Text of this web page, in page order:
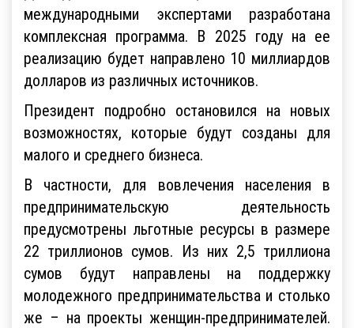
международными экспертами разработана
комплексная программа. В 2025 году на ее
реализацию будет направлено 10 миллиардов
долларов из различных источников.
Президент подробно остановился на новых
возможностях, которые будут созданы для
малого и среднего бизнеса.
В частности, для вовлечения населения в
предпринимательскую деятельность
предусмотрены льготные ресурсы в размере
22 триллионов сумов. Из них 2,5 триллиона
сумов будут направлены на поддержку
молодежного предпринимательства и столько
же – на проекты женщин-предпринимателей.